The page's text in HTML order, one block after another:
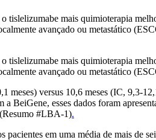
mais quimioterapia
avançado ou metastático
mais quimioterapia
avançado ou metastático
versus 10,6 meses (IC, 9,3-
esses dados foram
#LBA-1).
em uma média de mais de